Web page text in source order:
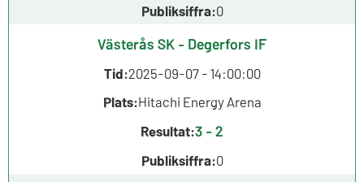
Publiksiffra:0
Västerås SK - Degerfors IF
Tid:2025-09-07 - 14:00:00
Plats:Hitachi Energy Arena
Resultat:3 - 2
Publiksiffra:0